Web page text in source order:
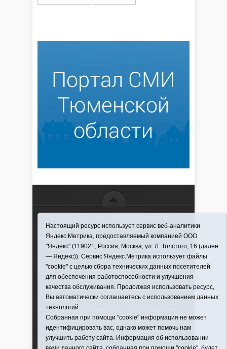
использовании материалов ссылка обязательна
Информационная лента выходит при финансовой
поддержке правительства Тюменской области
Регистрационный номер СМИ ЭЛ № ФС 77-66066
от 10.06. 2016 г. выдано Федеральной службой по
надзору в сфере связи, информационных
технологий и массовых коммуникаций.
Учредитель (соучредители) Автономная
некоммерческая организация "Информационно-
издательский центр "Красная звезда"" (627570,
Тюменская обл., Викуловский р-н, с. Викулово, ул.
Ленина, д. 5).
Настоящий ресурс использует сервис веб-аналитики
Яндекс.Метрика, предоставляемый компанией ООО
"Яндекс" (119021, Россия, Москва, ул. Л. Толстого, 16 (далее
— Яндекс)). Сервис Яндекс.Метрика использует файлы
"cookie" с целью сбора технических данных посетителей
для обеспечения работоспособности и улучшения
качества обслуживания. Продолжая использовать ресурс,
Вы автоматически соглашаетесь с использованием данных
технологий.
Собранная при помощи "cookie" информация не может
идентифицировать вас, однако может помочь нам
улучшить работу сайта. Информация об использовании